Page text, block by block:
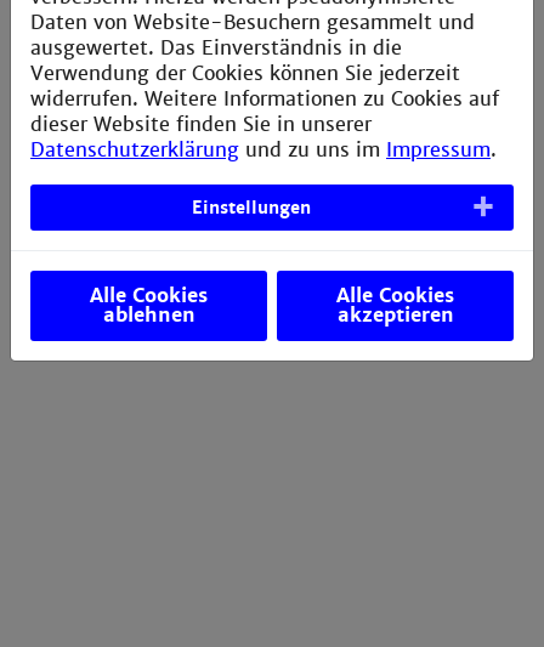
Ordner freigeben oder Freigabe löschen
Sitzung beenden
Vom Dienst abmelden und Nutzerkonto
löschen
Unsere Informationspflichten nach Art. 12-
Daten von Website-Besuchern gesammelt und
ausgewertet. Das Einverständnis in die
Verwendung der Cookies können Sie jederzeit
widerrufen. Weitere Informationen zu Cookies auf
dieser Website finden Sie in unserer
Datenschutzerklärung und zu uns im Impressum.
Einstellungen
Alle Cookies
ablehnen
Alle Cookies
akzeptieren